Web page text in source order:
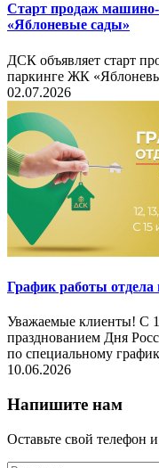
Старт продаж
«Яблоневые сады»
ДСК объявляет старт
паркинге ЖК
02.07.2026
График работы
Уважаемые клиенты! С
празднованием Дня
по специальному
10.06.2026
Напишите нам
Оставьте свой телефон